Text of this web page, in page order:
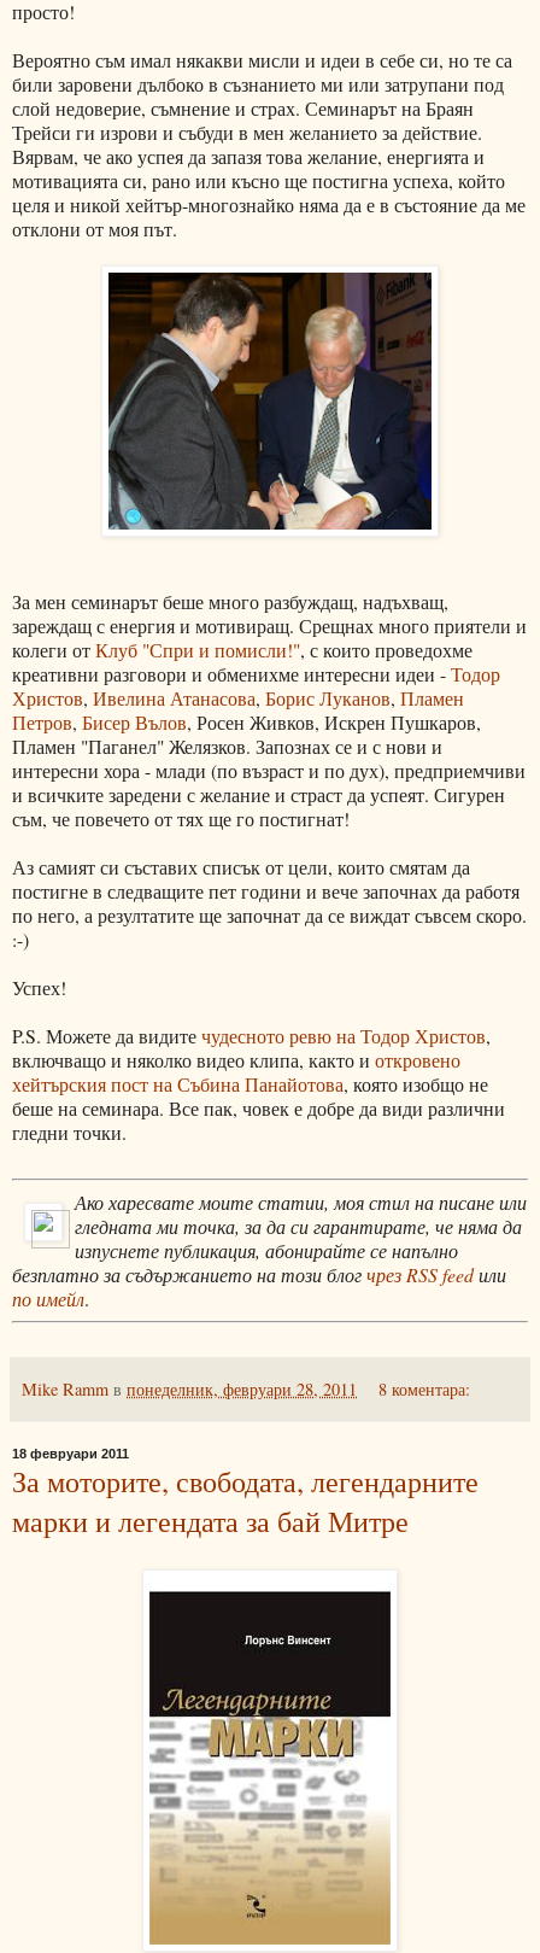
просто!
Вероятно съм имал някакви мисли и идеи в себе си, но те са
били заровени дълбоко в съзнанието ми или затрупани под
слой недоверие, съмнение и страх. Семинарът на Браян
Трейси ги изрови и събуди в мен желанието за действие.
Вярвам, че ако успея да запазя това желание, енергията и
мотивацията си, рано или късно ще постигна успеха, който
целя и никой хейтър-многознайко няма да е в състояние да ме
отклони от моя път.
За мен семинарът беше много разбуждащ, надъхващ,
зареждащ с енергия и мотивиращ. Срещнах много приятели и
колеги отКлуб "Спри и помисли!", с които проведохме
креативни разговори и обменихме интересни идеи -Тодор
Христов, Ивелина Атанасова, Борис Луканов, Пламен
Петров, Бисер Вълов, Росен Живков, Искрен Пушкаров,
Пламен "Паганел" Желязков. Запознах се и с нови и
интересни хора - млади (по възраст и по дух), предприемчиви
и всичките заредени с желание и страст да успеят. Сигурен
съм, че повечето от тях ще го постигнат!
Аз самият си съставих списък от цели, които смятам да
постигне в следващите пет години и вече започнах да работя
по него, а резултатите ще започнат да се виждат съвсем скоро.
:-)
Успех!
P.S. Можете да видитечудесното ревю на Тодор Христов,
включващо и няколко видео клипа, както и откровено
хейтърския пост на Събина Панайотова, която изобщо не
беше на семинара. Все пак, човек е добре да види различни
гледни точки.
Ако харесвате моите статии, моя стил на писане или
гледната ми точка, за да си гарантирате, че няма да
изпуснете публикация, абонирайте се напълно
безплатно за съдържанието на този блогчрез RSS feedили
по имейл.
Mike Ramm в понеделник, февруари 28, 2011 8 коментара:
18 февруари 2011
За моторите, свободата, легендарните
марки и легендата за бай Митре